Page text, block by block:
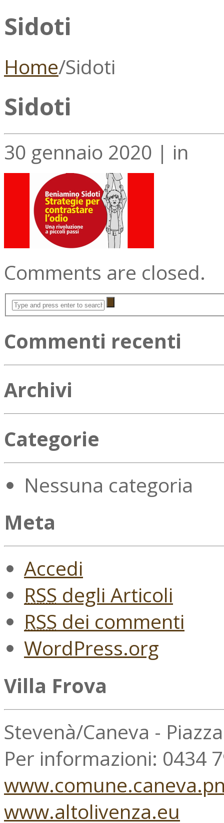
Sidoti
Home/Sidoti
Sidoti
30 gennaio 2020 | in
Comments are closed.
Commenti recenti
Archivi
Categorie
Nessuna categoria
Meta
Accedi
RSS degli Articoli
RSS dei commenti
WordPress.org
Villa Frova
Stevenà/Caneva -
Per informazioni: 0434
www.altolivenza.eu